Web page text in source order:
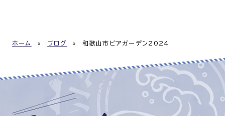
ホーム » ブログ » 和歌山市ビアガーデン2024